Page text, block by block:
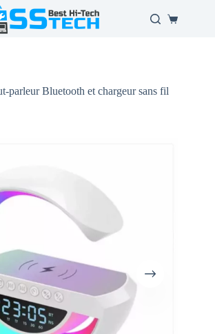
Panier
parleur Bluetooth et chargeur sans fil